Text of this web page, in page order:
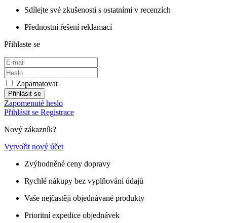
Sdílejte své zkušenosti s ostatními v recenzích
Přednostní řešení reklamací
Přihlaste se
Zapamatovat
Přihlásit se
Zapomenuté heslo
Přihlásit se Registrace
Nový zákazník?
Vytvořit nový účet
Zvýhodněné ceny dopravy
Rychlé nákupy bez vyplňování údajů
Vaše nejčastěji objednávané produkty
Prioritní expedice objednávek